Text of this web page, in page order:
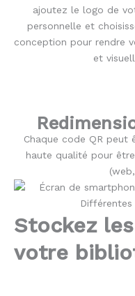
ajoutez le logo de
personnelle et
conception pour rendre
et
Chaque code QR peut
haute qualité pour
Stockez
votre